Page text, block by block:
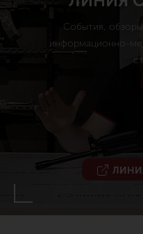
События,
информационно-